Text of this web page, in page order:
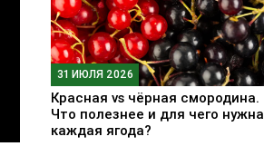
31 ИЮЛЯ 2026
Красная vs чёрная смородина.
Что полезнее и для чего нужна
каждая ягода?